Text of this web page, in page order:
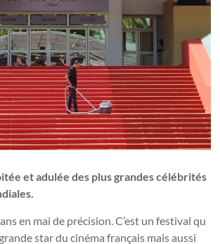
et adulée des plus grandes célébrités
en mai de précision. C’est un festival qu
star du cinéma français mais aussi